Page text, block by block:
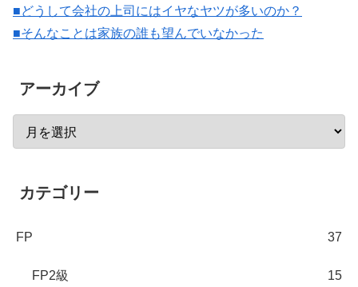
■どうして会社の上司にはイヤなヤツが多いのか？
■そんなことは家族の誰も望んでいなかった
アーカイブ
カテゴリー
FP 37
FP2級 15